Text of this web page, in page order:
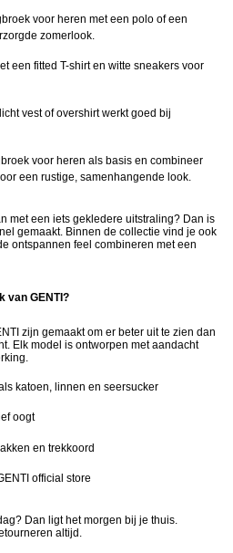
voor heren met een polo of een
zomerlook.
een fitted T-shirt en witte sneakers voor
vest of overshirt werkt goed bij
voor heren als basis en combineer
een rustige, samenhangende look.
met een iets gekledere uitstraling? Dan is
gemaakt. Binnen de collectie vind je ook
ontspannen feel combineren met een
van GENTI?
zijn gemaakt om er beter uit te zien dan
Elk model is ontworpen met aandacht
katoen, linnen en seersucker
oogt
en trekkoord
official store
Dan ligt het morgen bij je thuis.
altijd.